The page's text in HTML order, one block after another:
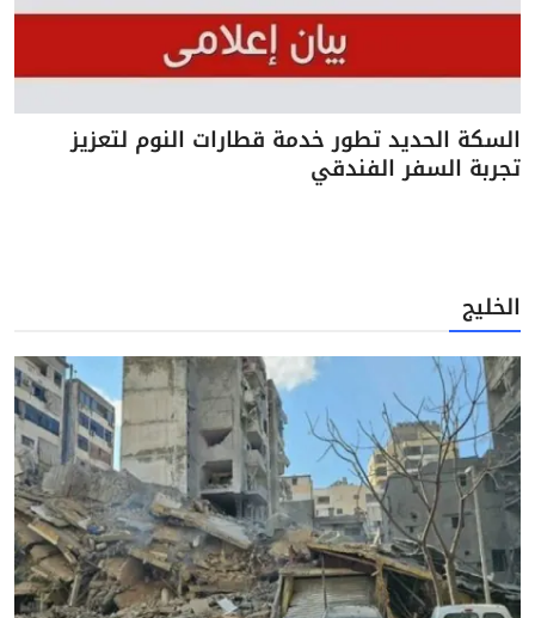
السكة الحديد تطور خدمة قطارات النوم لتعزيز
تجربة السفر الفندقي
الخليج